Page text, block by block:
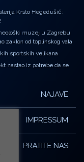
Krsto Hegedušić:
muzej u Zagrebu
zaklon od toplinskog vala
sportskih velikana
nastao iz potrebe da se
NAJAVE
IMPRESSUM
PRATITE NAS